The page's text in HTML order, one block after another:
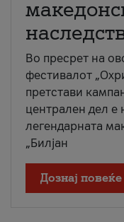
Во пресрет на
фестивалот
претстави
централен дел е
легендарната
„Билјан
Дознај повеќе